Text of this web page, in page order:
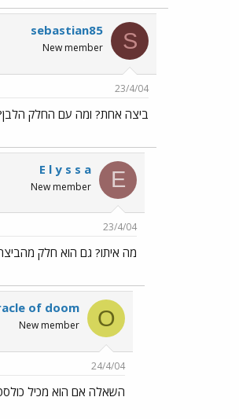
S
sebastian85
New member
23/4/04
ביצה אחת? ומה עם החלק
E
E l y s s a
New member
23/4/04
מה איתו? גם הוא חלק
O
of doom
New member
24/4/04
השאלה אם הוא מכיל